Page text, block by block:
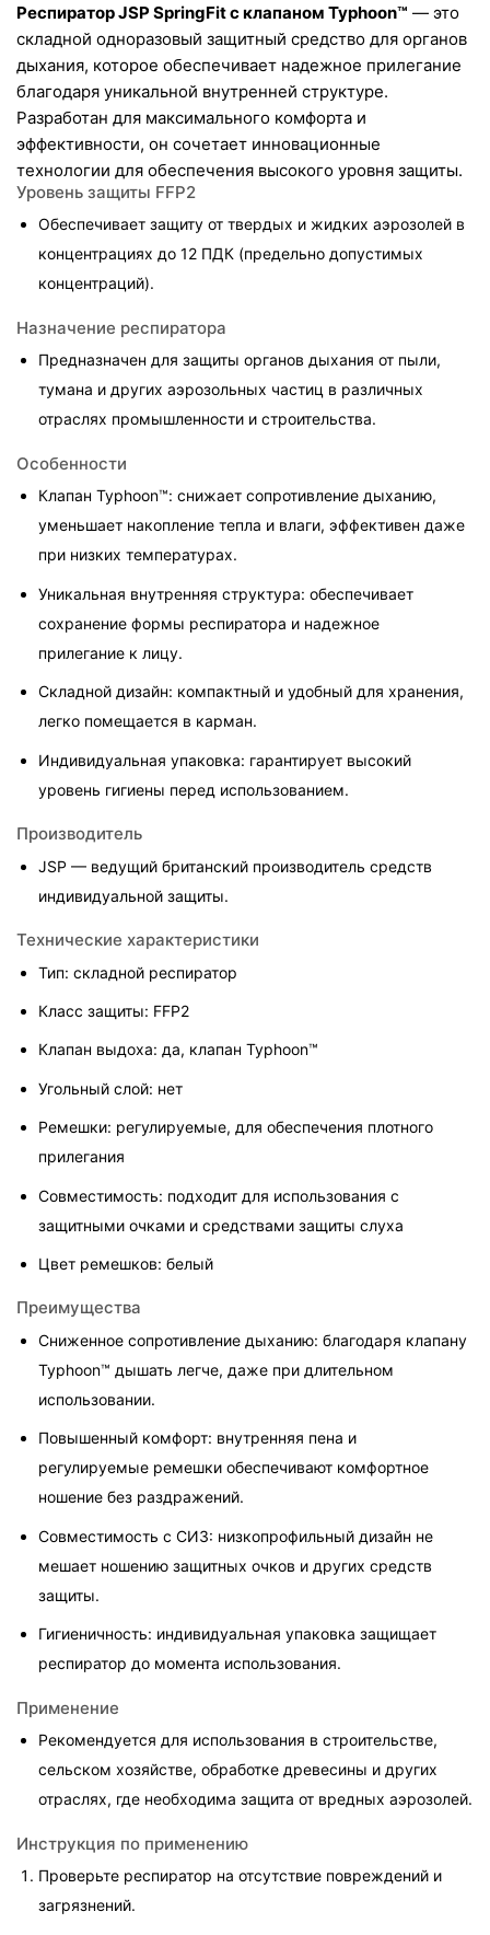
Респиратор JSP SpringFit с клапаном Typhoon™ — это
складной одноразовый защитный средство для органов
дыхания, которое обеспечивает надежное прилегание
благодаря уникальной внутренней структуре.
Разработан для максимального комфорта и
эффективности, он сочетает инновационные
технологии для обеспечения высокого уровня защиты.
Уровень защиты FFP2
Обеспечивает защиту от твердых и жидких аэрозолей в
концентрациях до 12 ПДК (предельно допустимых
концентраций).
Назначение респиратора
Предназначен для защиты органов дыхания от пыли,
тумана и других аэрозольных частиц в различных
отраслях промышленности и строительства.
Особенности
Клапан Typhoon™: снижает сопротивление дыханию,
уменьшает накопление тепла и влаги, эффективен даже
при низких температурах.
Уникальная внутренняя структура: обеспечивает
сохранение формы респиратора и надежное
прилегание к лицу.
Складной дизайн: компактный и удобный для хранения,
легко помещается в карман.
Индивидуальная упаковка: гарантирует высокий
уровень гигиены перед использованием.
Производитель
JSP — ведущий британский производитель средств
индивидуальной защиты.
Технические характеристики
Тип: складной респиратор
Класс защиты: FFP2
Клапан выдоха: да, клапан Typhoon™
Угольный слой: нет
Ремешки: регулируемые, для обеспечения плотного
прилегания
Совместимость: подходит для использования с
защитными очками и средствами защиты слуха
Цвет ремешков: белый
Преимущества
Сниженное сопротивление дыханию: благодаря клапану
Typhoon™ дышать легче, даже при длительном
использовании.
Повышенный комфорт: внутренняя пена и
регулируемые ремешки обеспечивают комфортное
ношение без раздражений.
Совместимость с СИЗ: низкопрофильный дизайн не
мешает ношению защитных очков и других средств
защиты.
Гигиеничность: индивидуальная упаковка защищает
респиратор до момента использования.
Применение
Рекомендуется для использования в строительстве,
сельском хозяйстве, обработке древесины и других
отраслях, где необходима защита от вредных аэрозолей.
Инструкция по применению
Проверьте респиратор на отсутствие повреждений и
загрязнений.